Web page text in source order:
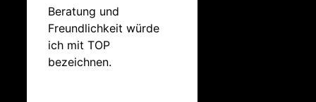
Beratung und
Freundlichkeit würde
ich mit TOP
bezeichnen.